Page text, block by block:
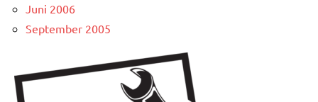
Juni 2006
September 2005